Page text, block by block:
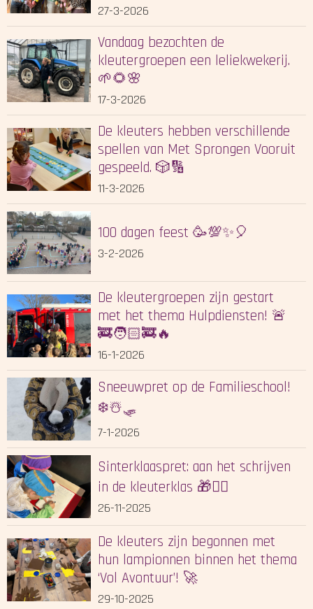
27-3-2026
Vandaag bezochten de
kleutergroepen een leliekwekerij.
🌱🌻🌸
17-3-2026
De kleuters hebben verschillende
spellen van Met Sprongen Vooruit
gespeeld. 🎲🔢
11-3-2026
100 dagen feest 🥳💯✨🎈
3-2-2026
De kleutergroepen zijn gestart
met het thema Hulpdiensten! 🚨
🚒🧑🏻‍🚒🔥
16-1-2026
Sneeuwpret op de Familieschool!
❄️☃️🛷
7-1-2026
Sinterklaaspret: aan het schrijven
in de kleuterklas 🎁✍🏻
26-11-2025
De kleuters zijn begonnen met
hun lampionnen binnen het thema
‘Vol Avontuur’! 🚀
29-10-2025